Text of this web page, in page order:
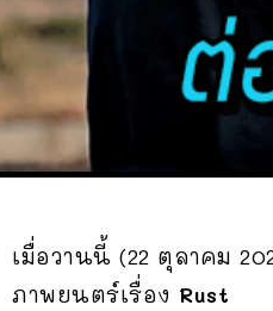
เมื่อวานนี้ (22 ตุลาคม
ภาพยนตร์เรื่อง Rust